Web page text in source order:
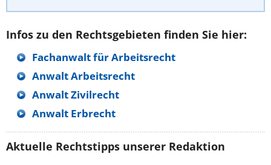
Infos zu den Rechtsgebieten finden Sie hier:
Fachanwalt für Arbeitsrecht
Anwalt Arbeitsrecht
Anwalt Zivilrecht
Anwalt Erbrecht
Aktuelle Rechtstipps unserer Redaktion